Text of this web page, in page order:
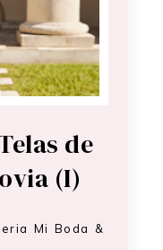
de
(I)
Mi Boda &